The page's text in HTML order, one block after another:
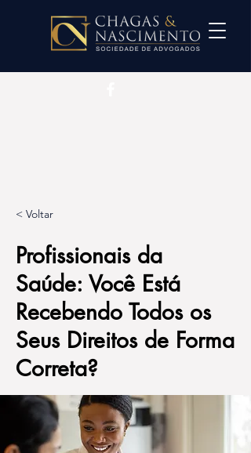
< Voltar
Profissionais da
Saúde: Você Está
Recebendo Todos os
Seus Direitos de Forma
Correta?